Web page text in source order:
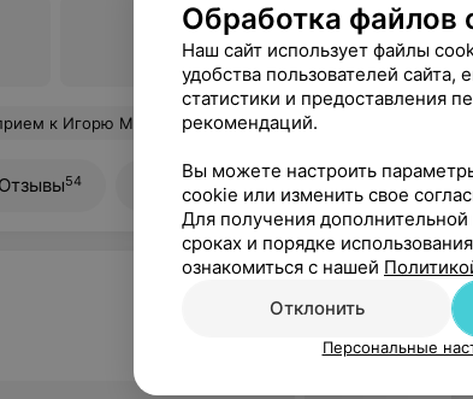
Все цены
Замечательный специалист. Только положительные эмоции!
Отзывы54 Лицензия Все цены
Обработка файлов
Наш сайт использует файлы
удобства пользователей сайта,
статистики и предоставления
рекомендаций.
Вы можете настроить
cookie или изменить свое
Для получения
сроках и порядке
ознакомиться с нашей
Отклонить
Персональные